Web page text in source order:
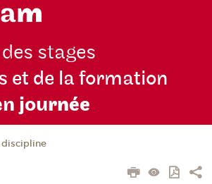
stages
et de la formation
journée
discipline